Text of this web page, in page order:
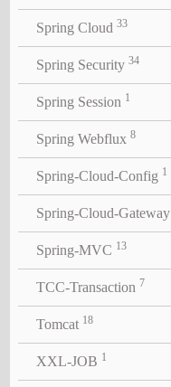
Spring Cloud 33
Spring Security 34
Spring Session 1
Spring Webflux 8
Spring-Cloud-Config 1
Spring-Cloud-Gateway
Spring-MVC 13
TCC-Transaction 7
Tomcat 18
XXL-JOB 1